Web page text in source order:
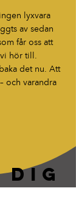
lyxvara
av sedan
får oss att
vi hör till.
det nu. Att
och varandra
DIG